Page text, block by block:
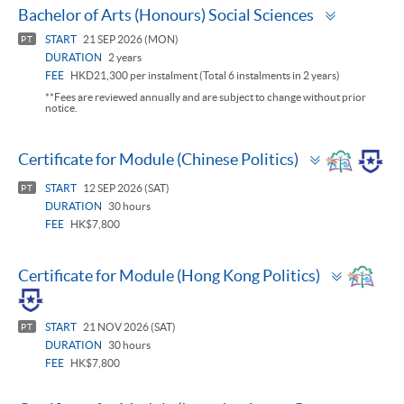
Bachelor of Arts (Honours) Social Sciences
PT START
21 SEP 2026 (MON)
DURATION
2 years
FEE
HKD21,300 per instalment (Total 6 instalments in 2 years)
**Fees are reviewed annually and are subject to change without prior
notice.
Certificate for Module (Chinese Politics)
Toggle
panel
PT START
12 SEP 2026 (SAT)
DURATION
30 hours
FEE
HK$7,800
Certificate for Module (Hong Kong Politics)
Toggle
panel
PT START
21 NOV 2026 (SAT)
DURATION
30 hours
FEE
HK$7,800